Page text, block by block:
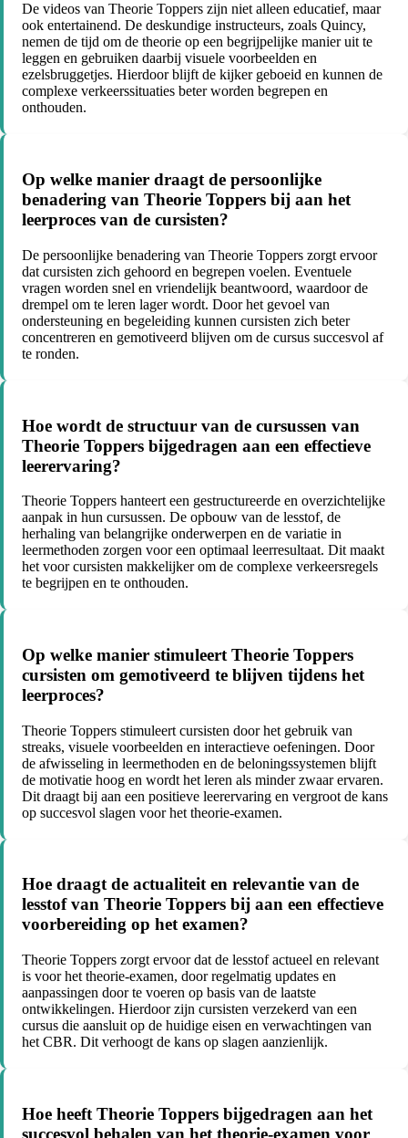
De videos van Theorie Toppers zijn niet alleen educatief, maar
ook entertainend. De deskundige instructeurs, zoals Quincy,
nemen de tijd om de theorie op een begrijpelijke manier uit te
leggen en gebruiken daarbij visuele voorbeelden en
ezelsbruggetjes. Hierdoor blijft de kijker geboeid en kunnen de
complexe verkeerssituaties beter worden begrepen en
onthouden.
Op welke manier draagt de persoonlijke
benadering van Theorie Toppers bij aan het
leerproces van de cursisten?
De persoonlijke benadering van Theorie Toppers zorgt ervoor
dat cursisten zich gehoord en begrepen voelen. Eventuele
vragen worden snel en vriendelijk beantwoord, waardoor de
drempel om te leren lager wordt. Door het gevoel van
ondersteuning en begeleiding kunnen cursisten zich beter
concentreren en gemotiveerd blijven om de cursus succesvol af
te ronden.
Hoe wordt de structuur van de cursussen van
Theorie Toppers bijgedragen aan een effectieve
leerervaring?
Theorie Toppers hanteert een gestructureerde en overzichtelijke
aanpak in hun cursussen. De opbouw van de lesstof, de
herhaling van belangrijke onderwerpen en de variatie in
leermethoden zorgen voor een optimaal leerresultaat. Dit maakt
het voor cursisten makkelijker om de complexe verkeersregels
te begrijpen en te onthouden.
Op welke manier stimuleert Theorie Toppers
cursisten om gemotiveerd te blijven tijdens het
leerproces?
Theorie Toppers stimuleert cursisten door het gebruik van
streaks, visuele voorbeelden en interactieve oefeningen. Door
de afwisseling in leermethoden en de beloningssystemen blijft
de motivatie hoog en wordt het leren als minder zwaar ervaren.
Dit draagt bij aan een positieve leerervaring en vergroot de kans
op succesvol slagen voor het theorie-examen.
Hoe draagt de actualiteit en relevantie van de
lesstof van Theorie Toppers bij aan een effectieve
voorbereiding op het examen?
Theorie Toppers zorgt ervoor dat de lesstof actueel en relevant
is voor het theorie-examen, door regelmatig updates en
aanpassingen door te voeren op basis van de laatste
ontwikkelingen. Hierdoor zijn cursisten verzekerd van een
cursus die aansluit op de huidige eisen en verwachtingen van
het CBR. Dit verhoogt de kans op slagen aanzienlijk.
Hoe heeft Theorie Toppers bijgedragen aan het
succesvol behalen van het theorie-examen voor